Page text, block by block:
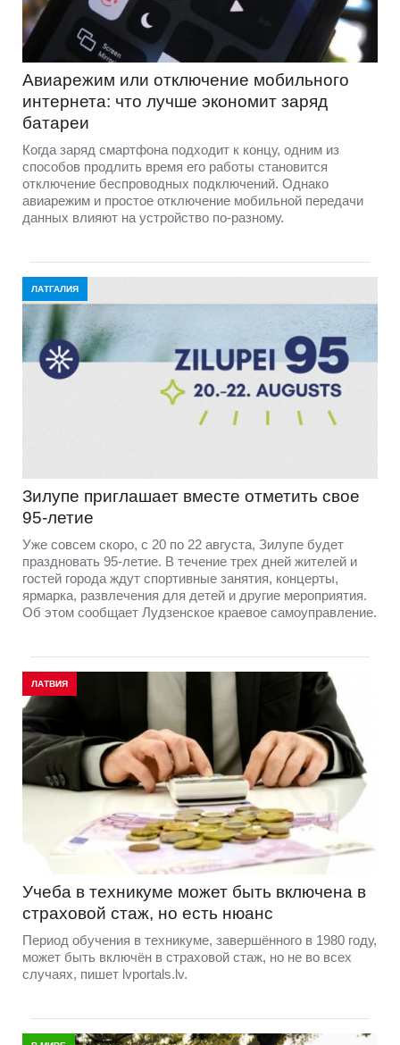
Авиарежим или отключение мобильного
интернета: что лучше экономит заряд
батареи
Когда заряд смартфона подходит к концу, одним из
способов продлить время его работы становится
отключение беспроводных подключений. Однако
авиарежим и простое отключение мобильной передачи
данных влияют на устройство по-разному.
ЛАТГАЛИЯ
Зилупе приглашает вместе отметить свое
95-летие
Уже совсем скоро, с 20 по 22 августа, Зилупе будет
праздновать 95-летие. В течение трех дней жителей и
гостей города ждут спортивные занятия, концерты,
ярмарка, развлечения для детей и другие мероприятия.
Об этом сообщает Лудзенское краевое самоуправление.
ЛАТВИЯ
Учеба в техникуме может быть включена в
страховой стаж, но есть нюанс
Период обучения в техникуме, завершённого в 1980 году,
может быть включён в страховой стаж, но не во всех
случаях, пишет lvportals.lv.